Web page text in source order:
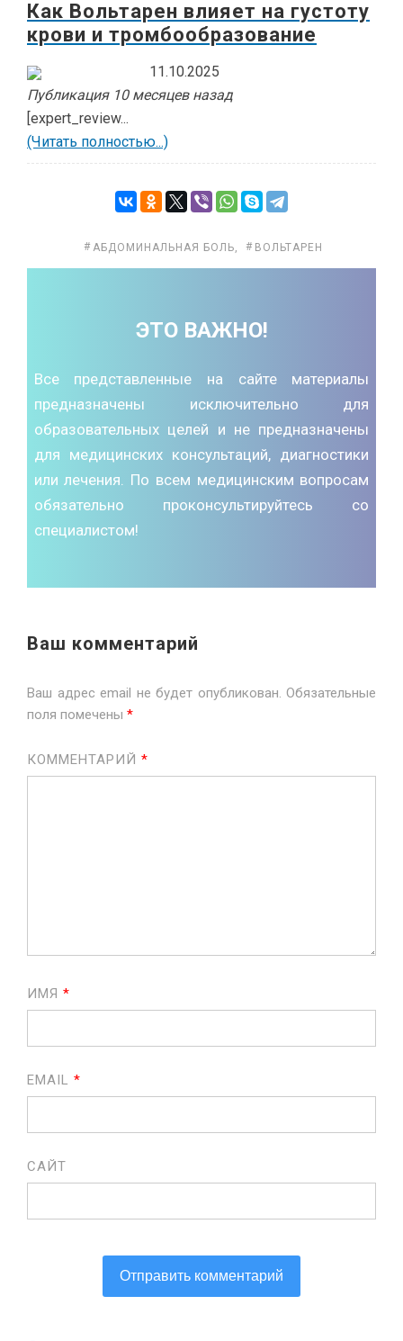
Как Вольтарен влияет на густоту
крови и тромбообразование
11.10.2025
Публикация 10 месяцев назад
[expert_review...
(Читать полностью...)
АБДОМИНАЛЬНАЯ БОЛЬ, ВОЛЬТАРЕН
ЭТО ВАЖНО!
Все представленные на сайте материалы
предназначены исключительно для
образовательных целей и не предназначены
для медицинских консультаций, диагностики
или лечения. По всем медицинским вопросам
обязательно проконсультируйтесь со
специалистом!
Ваш комментарий
Ваш адрес email не будет опубликован. Обязательные
поля помечены *
КОММЕНТАРИЙ *
ИМЯ *
EMAIL *
САЙТ